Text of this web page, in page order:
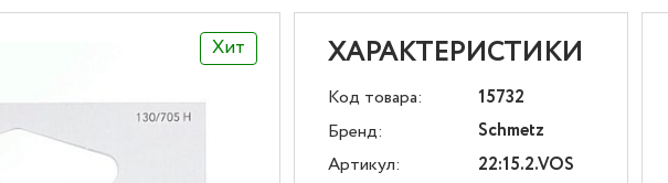
Хит ХАРАКТЕРИСТИКИ
Код товара:
15732
Бренд:
Schmetz
Артикул:
22:15.2.VOS